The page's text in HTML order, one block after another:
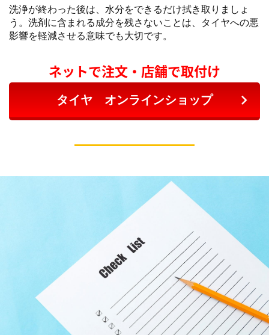
洗浄が終わった後は、水分をできるだけ拭き取りましょ
う。洗剤に含まれる成分を残さないことは、タイヤへの悪
影響を軽減させる意味でも大切です。
ネットで注文・店舗で取付け
タイヤ オンラインショップ